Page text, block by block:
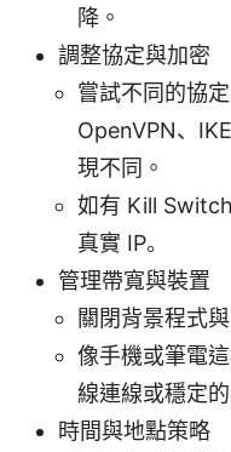
降。
調整協定與加密
嘗試不同的協
OpenVPN、
現不同。
如有 Kill
真實 IP。
管理帶寬與裝置
關閉背景程式
像手機或筆電
線連線或穩定的
時間與地點策略